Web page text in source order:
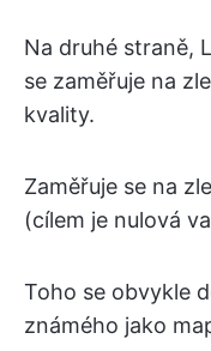
Na druhé straně,
se zaměřuje na
kvality.
Zaměřuje se na
(cílem je nulová
Toho se obvykle
známého jako